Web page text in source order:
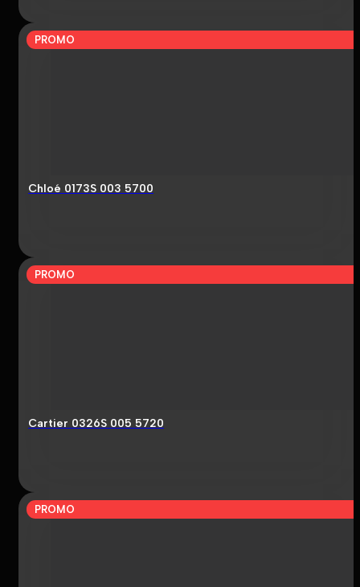
PROMO
Chloé 0173S 003 5700
PROMO
Cartier 0326S 005 5720
PROMO